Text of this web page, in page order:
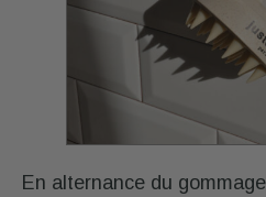
En alternance du